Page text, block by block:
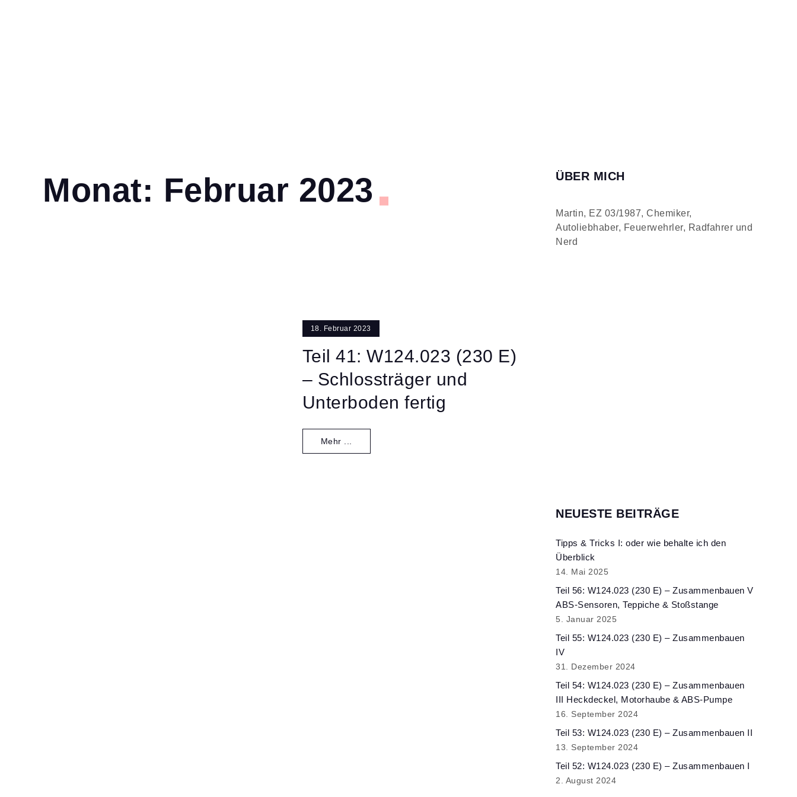
Monat: Februar 2023
18. Februar 2023
Teil 41: W124.023 (230 E)
– Schlossträger und
Unterboden fertig
Mehr ...
ÜBER MICH
Martin, EZ 03/1987, Chemiker,
Autoliebhaber, Feuerwehrler, Radfahrer und
Nerd
NEUESTE BEITRÄGE
Tipps & Tricks I: oder wie behalte ich den
Überblick
14. Mai 2025
Teil 56: W124.023 (230 E) – Zusammenbauen V
ABS-Sensoren, Teppiche & Stoßstange
5. Januar 2025
Teil 55: W124.023 (230 E) – Zusammenbauen
IV
31. Dezember 2024
Teil 54: W124.023 (230 E) – Zusammenbauen
III Heckdeckel, Motorhaube & ABS-Pumpe
16. September 2024
Teil 53: W124.023 (230 E) – Zusammenbauen II
13. September 2024
Teil 52: W124.023 (230 E) – Zusammenbauen I
2. August 2024